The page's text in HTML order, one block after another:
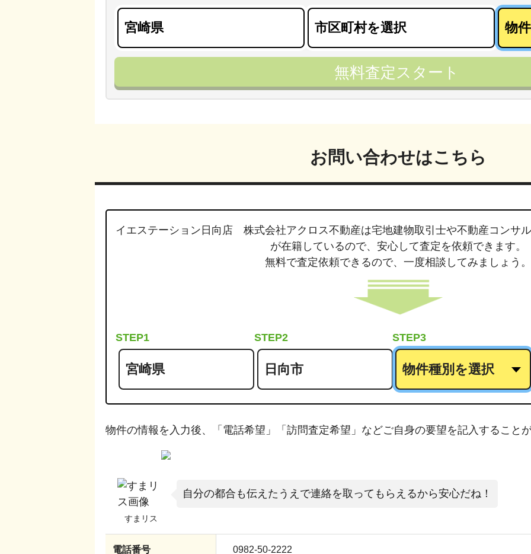
無料査定スタート
お問い合わせはこちら
イエステーション日向店 株式会社アクロス不動産は宅地建物取引士や不動産コンサ
が在籍しているので、安心して査定を依頼できます。
無料で査定依頼できるので、 一度相談してみましょう。
STEP1 STEP2 STEP3
物件の情報を入力後、「電話希望」「訪問査定希望」などご自身の要望を記入すること
自分の都合も伝えたうえで連絡を取ってもらえるから安心だね！
電話番号 0982-50-2222